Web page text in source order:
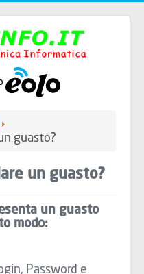
guasto?
un guasto?
un guasto
modo:
Password e